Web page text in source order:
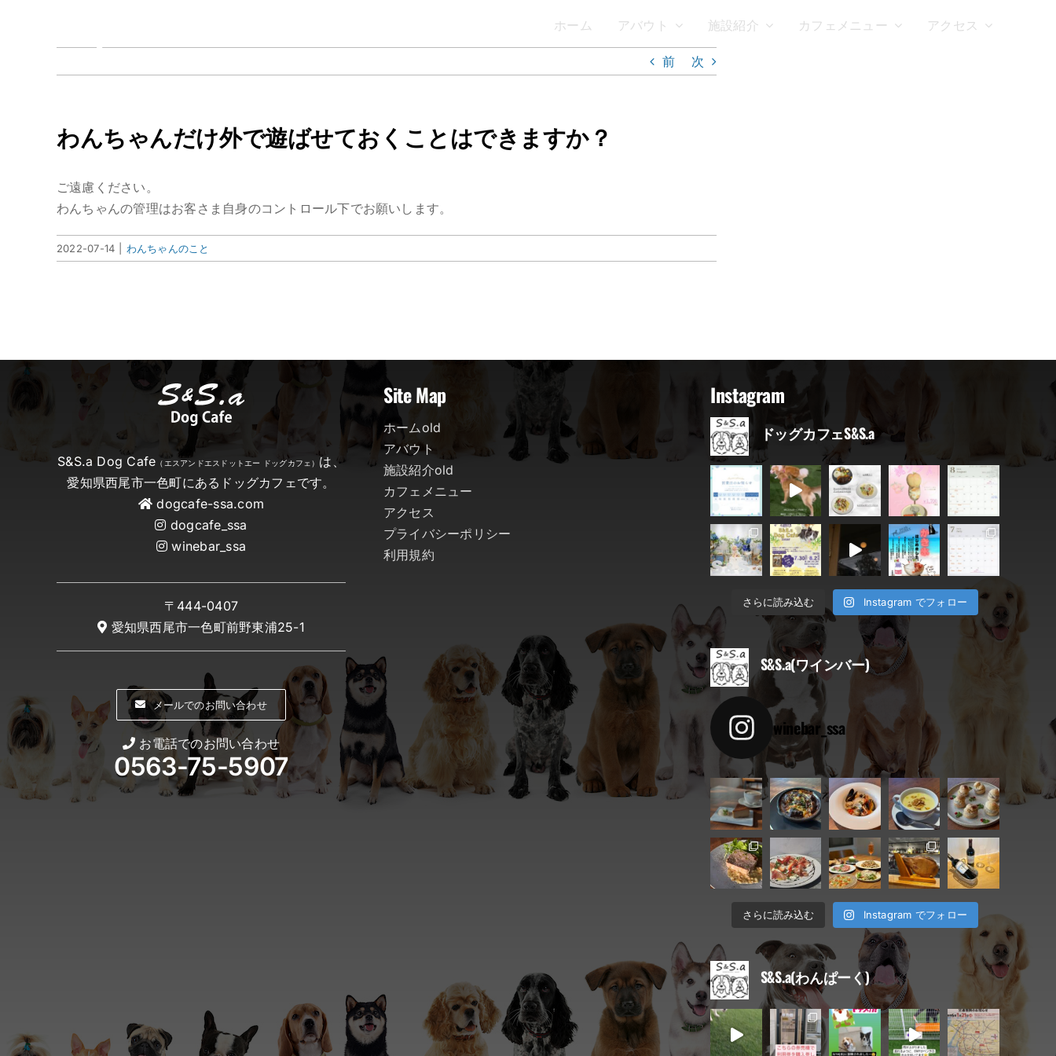
ホーム アバウト 施設紹介 カフェメニュー アクセス
前 次
わんちゃんだけ外で遊ばせておくことはできますか？
ご遠慮ください。
わんちゃんの管理はお客さま自身のコントロール下でお願いします。
2022-07-14 わんちゃんのこと
S&S.a Dog Cafe （エスアンドエスドットエー ドッグカフェ） は、
愛知県西尾市一色町にあるドッグカフェです。
dogcafe-ssa.com
dogcafe_ssa
winebar_ssa
〒444-0407
愛知県西尾市一色町前野東浦25-1
メールでのお問い合わせ
お電話でのお問い合わせ
0563-75-5907
Site Map
ホームold
アバウト
施設紹介old
カフェメニュー
アクセス
プライバシーポリシー
利用規約
Instagram
ドッグカフェS&S.a
さらに読み込む Instagram でフォロー
S&S.a(ワインバー)
winebar_ssa
さらに読み込む Instagram でフォロー
S&S.a(わんぱーく)